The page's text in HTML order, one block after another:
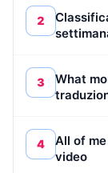
2
3
What
4
All of
video